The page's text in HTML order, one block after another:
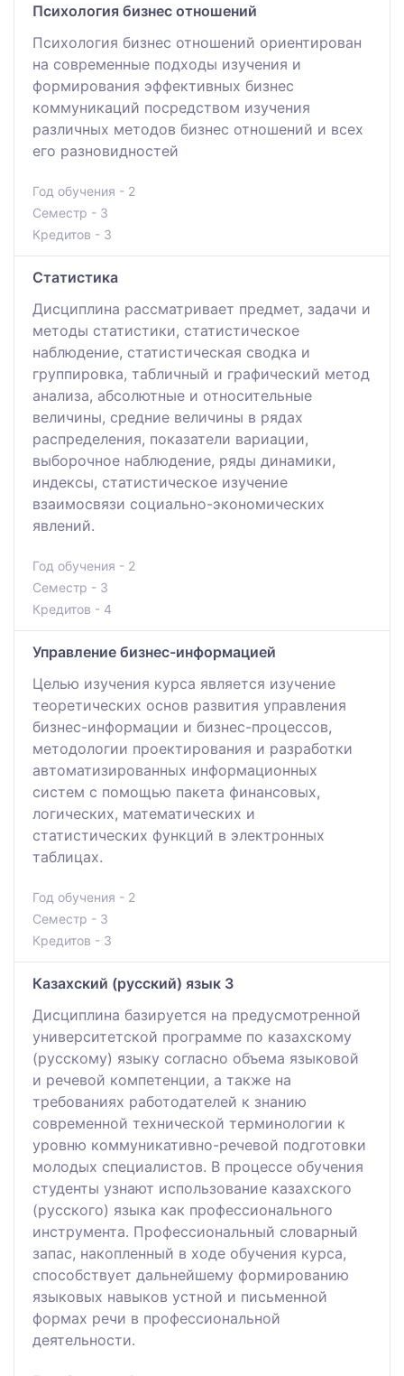
Психология бизнес отношений
Психология бизнес отношений ориентирован
на современные подходы изучения и
формирования эффективных бизнес
коммуникаций посредством изучения
различных методов бизнес отношений и всех
его разновидностей
Год обучения - 2
Семестр - 3
Кредитов - 3
Статистика
Дисциплина рассматривает предмет, задачи и
методы статистики, статистическое
наблюдение, статистическая сводка и
группировка, табличный и графический метод
анализа, абсолютные и относительные
величины, средние величины в рядах
распределения, показатели вариации,
выборочное наблюдение, ряды динамики,
индексы, статистическое изучение
взаимосвязи социально-экономических
явлений.
Год обучения - 2
Семестр - 3
Кредитов - 4
Управление бизнес-информацией
Целью изучения курса является изучение
теоретических основ развития управления
бизнес-информации и бизнес-процессов,
методологии проектирования и разработки
автоматизированных информационных
систем с помощью пакета финансовых,
логических, математических и
статистических функций в электронных
таблицах.
Год обучения - 2
Семестр - 3
Кредитов - 3
Казахский (русский) язык 3
Дисциплина базируется на предусмотренной
университетской программе по казахскому
(русскому) языку согласно объема языковой
и речевой компетенции, а также на
требованиях работодателей к знанию
современной технической терминологии к
уровню коммуникативно-речевой подготовки
молодых специалистов. В процессе обучения
студенты узнают использование казахского
(русского) языка как профессионального
инструмента. Профессиональный словарный
запас, накопленный в ходе обучения курса,
способствует дальнейшему формированию
языковых навыков устной и письменной
формах речи в профессиональной
деятельности.